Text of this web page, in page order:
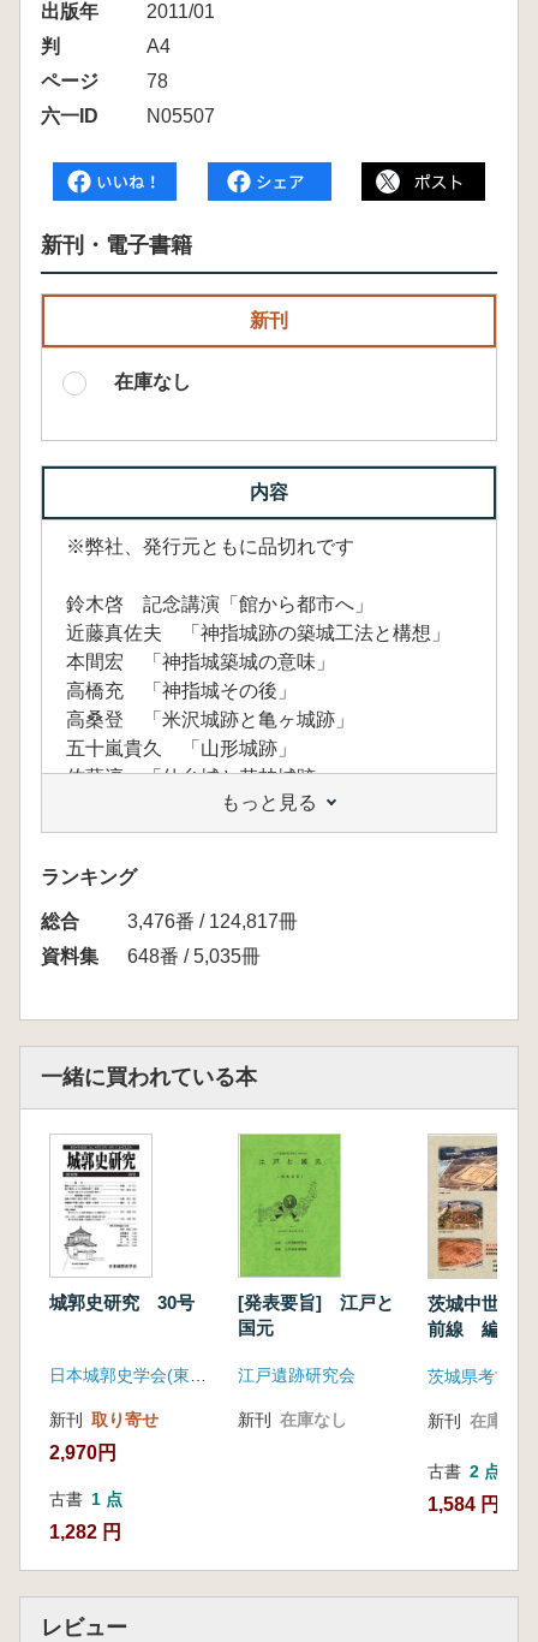
出版年
2011/01
判
A4
ページ
78
六一ID
N05507
新刊・電子書籍
新刊
在庫なし
内容
※弊社、発行元ともに品切れです
鈴木啓 記念講演「館から都市へ」
近藤真佐夫 「神指城跡の築城工法と構想」
本間宏 「神指城築城の意味」
高橋充 「神指城その後」
高桑登 「米沢城跡と亀ヶ城跡」
五十嵐貴久 「山形城跡」
佐藤淳 「仙台城と若林城跡」
近藤真佐夫 「慶長期の若松城跡」
鈴木功 「史跡小峰城跡」
中村真由美 「二本松城跡」
もっと見る
ランキング
総合
3,476番 / 124,817冊
資料集
648番 / 5,035冊
一緒に買われている本
城郭史研究 30号
日本城郭史学会(東京堂)
新刊 取り寄せ
2,970円
古書 1 点
1,282 円
[発表要旨] 江戸と
国元
江戸遺跡研究会
新刊 在庫なし
茨城中世考
前線 編年と
茨城県考古学
新刊 在庫なし
古書 2 点
1,584 円~
レビュー